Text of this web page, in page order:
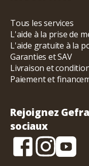
Tous les services
L'aide à la prise de
L'aide gratuite à la
Garanties et SAV
Livraison et
Paiement et
Rejoignez
sociaux